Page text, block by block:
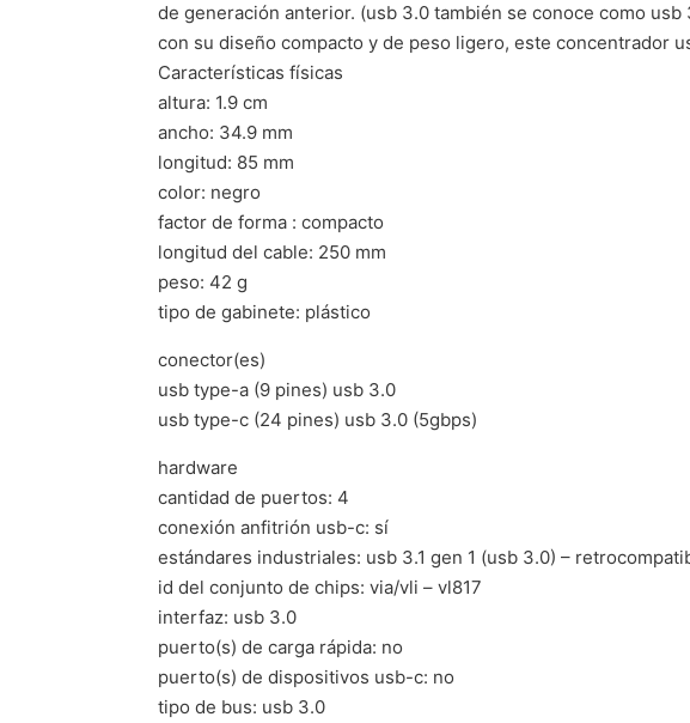
de generación anterior. (usb 3.0 también se conoce como usb
con su diseño compacto y de peso ligero, este concentrador
Características físicas
altura: 1.9 cm
ancho: 34.9 mm
longitud: 85 mm
color: negro
factor de forma : compacto
longitud del cable: 250 mm
peso: 42 g
tipo de gabinete: plástico
conector(es)
usb type-a (9 pines) usb 3.0
usb type-c (24 pines) usb 3.0 (5gbps)
hardware
cantidad de puertos: 4
conexión anfitrión usb-c: sí
estándares industriales: usb 3.1 gen 1 (usb 3.0) –
id del conjunto de chips: via/vli – vl817
interfaz: usb 3.0
puerto(s) de carga rápida: no
puerto(s) de dispositivos usb-c: no
tipo de bus: usb 3.0